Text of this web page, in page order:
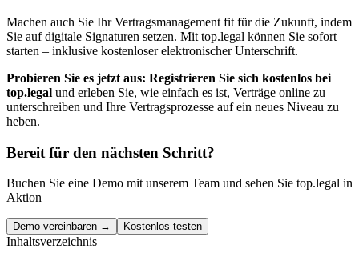
Machen auch Sie Ihr Vertragsmanagement fit für die Zukunft, indem
Sie auf digitale Signaturen setzen. Mit top.legal können Sie sofort
starten – inklusive kostenloser elektronischer Unterschrift.
Probieren Sie es jetzt aus: Registrieren Sie sich kostenlos bei
top.legal und erleben Sie, wie einfach es ist, Verträge online zu
unterschreiben und Ihre Vertragsprozesse auf ein neues Niveau zu
heben.
Bereit für den nächsten Schritt?
Buchen Sie eine Demo mit unserem Team und sehen Sie top.legal in
Aktion
Demo vereinbaren → Kostenlos testen
Inhaltsverzeichnis